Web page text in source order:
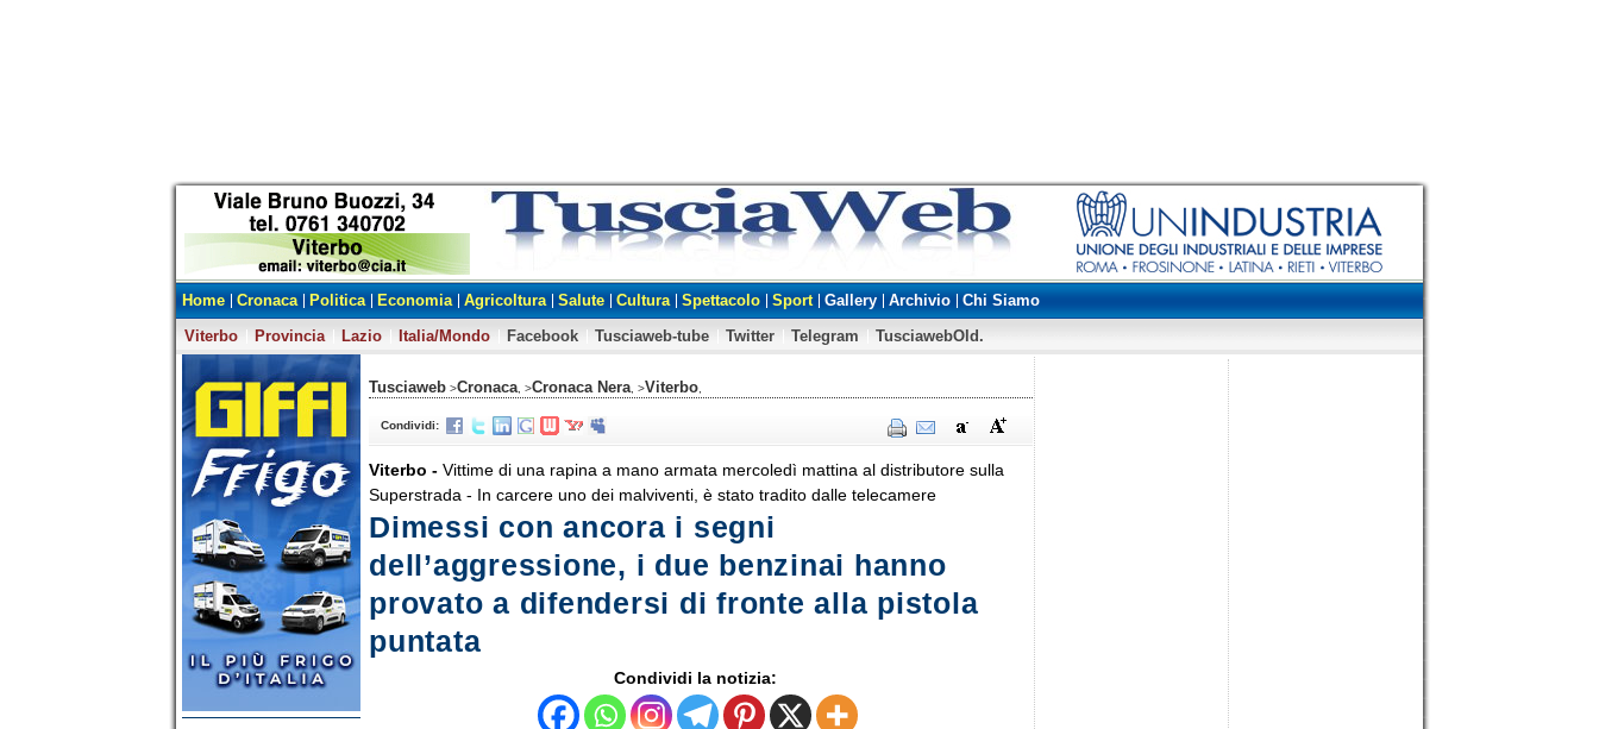
Home Cronaca Politica Economia Agricoltura Salute Cultura Spettacolo Sport Gallery Archivio
Chi Siamo
Viterbo
Provincia Lazio Italia/Mondo Facebook Tusciaweb-tube Twitter Telegram TusciawebOld.
Tusciaweb >Cronaca , >Cronaca Nera , >Viterbo
Condividi:
Viterbo - Vittime di una rapina a mano armata mercoledì mattina al distributore sulla
Superstrada - In carcere uno dei malviventi, è stato tradito dalle telecamere
Dimessi con ancora i segni
dell’aggressione, i due benzinai hanno
provato a difendersi di fronte alla pistola
puntata
Condividi la notizia: